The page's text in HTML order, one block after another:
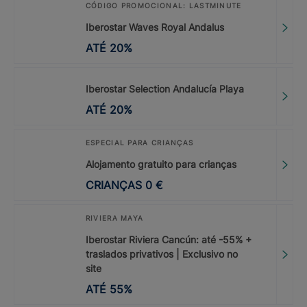
CÓDIGO PROMOCIONAL: LASTMINUTE
Iberostar Waves Royal Andalus
ATÉ 20%
Iberostar Selection Andalucía Playa
ATÉ 20%
ESPECIAL PARA CRIANÇAS
Alojamento gratuito para crianças
CRIANÇAS 0 €
RIVIERA MAYA
Iberostar Riviera Cancún: até -55% +
traslados privativos | Exclusivo no
site
ATÉ 55%